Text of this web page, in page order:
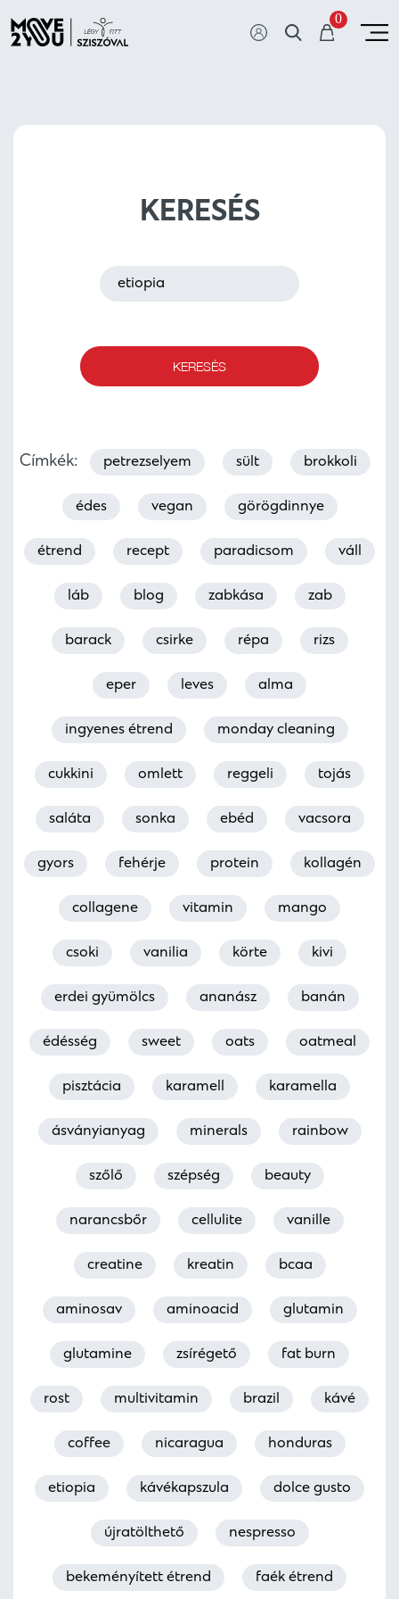
0
KERESÉS
Címkék: petrezselyem sült brokkoli
édes vegan görögdinnye
étrend recept paradicsom váll
láb blog zabkása zab
barack csirke répa rizs
eper leves alma
ingyenes étrend monday cleaning
cukkini omlett reggeli tojás
saláta sonka ebéd vacsora
gyors fehérje protein kollagén
collagene vitamin mango
csoki vanilia körte kivi
erdei gyümölcs ananász banán
édésség sweet oats oatmeal
pisztácia karamell karamella
ásványianyag minerals rainbow
szőlő szépség beauty
narancsbőr cellulite vanille
creatine kreatin bcaa
aminosav aminoacid glutamin
glutamine zsírégető fat burn
rost multivitamin brazil kávé
coffee nicaragua honduras
etiopia kávékapszula dolce gusto
újratölthető nespresso
bekeményített étrend faék étrend